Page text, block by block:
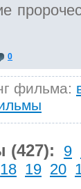
0
фильма:
(427): 9
18 19 20